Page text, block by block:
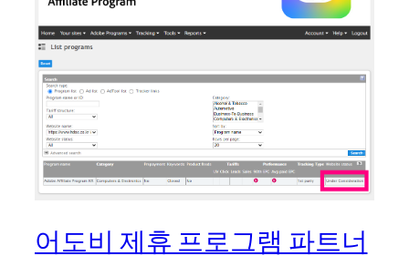
어도비 제휴 프로그램 파트너